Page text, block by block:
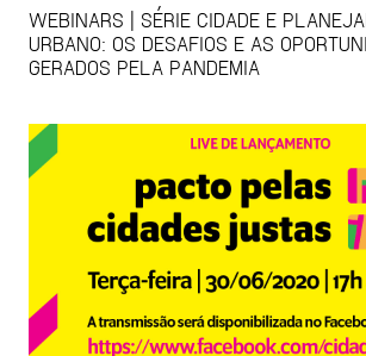
WEBINARS | SÉRIE CIDADE E
URBANO: OS DESAFIOS E AS
GERADOS PELA PANDEMIA